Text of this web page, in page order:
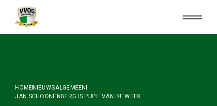
content
HOME NIEUWSALGEMEEN
JAN SCHOONENBERG IS PUPIL VAN DE WEEK